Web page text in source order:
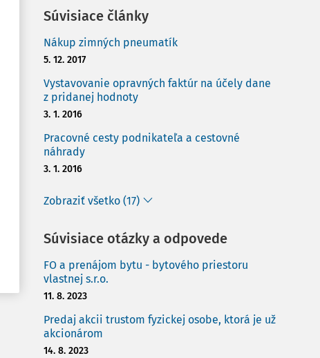
Súvisiace články
Nákup zimných pneumatík
5. 12. 2017
Vystavovanie opravných faktúr na účely dane
z pridanej hodnoty
3. 1. 2016
Pracovné cesty podnikateľa a cestovné
náhrady
3. 1. 2016
Zobraziť všetko (17)
Súvisiace otázky a odpovede
FO a prenájom bytu - bytového priestoru
vlastnej s.r.o.
11. 8. 2023
Predaj akcii trustom fyzickej osobe, ktorá je už
akcionárom
14. 8. 2023